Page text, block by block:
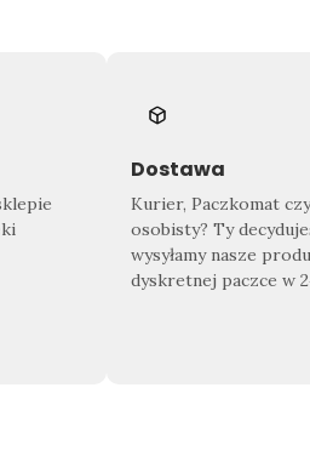
produkt
przygotowaliśmy!
sprosta
Dostawa
Kurier, Paczkomat
osobisty? Ty
wysyłamy nasze
dyskretnej paczce w